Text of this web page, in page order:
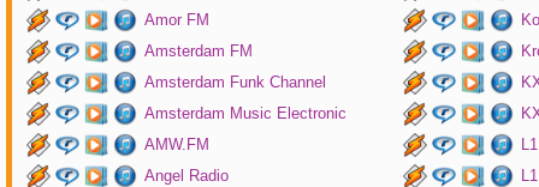
Amor FM
Amsterdam FM
Amsterdam Funk Channel
Amsterdam Music Electronic
AMW.FM
Angel Radio